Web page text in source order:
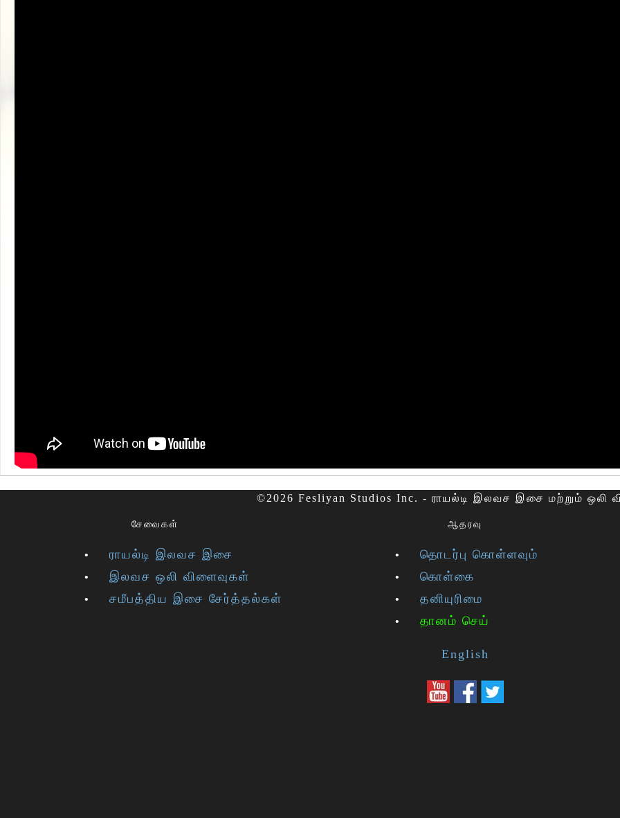
©2026 Fesliyan Studios Inc. - ராயல்டி இலவச இசை மற்றும் ஒலி
சேவைகள்
ராயல்டி இலவச இசை
இலவச ஒலி விளைவுகள்
சமீபத்திய இசை சேர்த்தல்கள்
ஆதரவு
தொடர்பு கொள்ளவும்
கொள்கை
தனியுரிமை
தானம் செய்
English